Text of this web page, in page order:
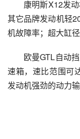
康明斯X12发
其它品牌发动机轻
机故障率；超大缸
欧曼GTL自动
速箱，速比范围可
发动机强劲的动力输